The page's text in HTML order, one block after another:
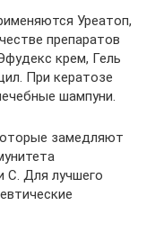
Уреатоп,
препаратов
крем, Гель
При кератозе
шампуни.
замедляют
С. Для лучшего